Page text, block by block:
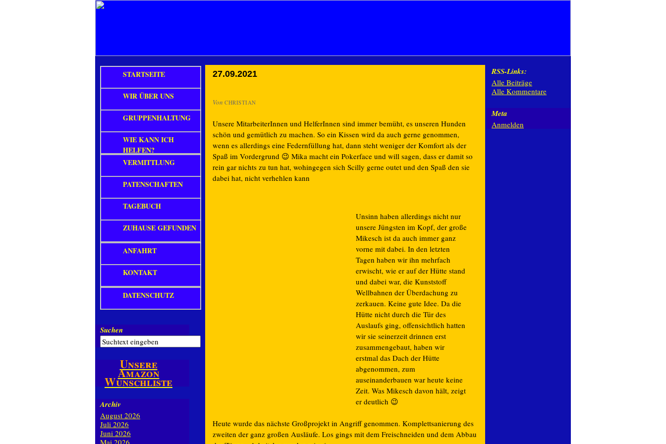
27.09.2021
Von CHRISTIAN
Unsere MitarbeiterInnen und HelferInnen sind immer bemüht, es unseren Hunden
schön und gemütlich zu machen. So ein Kissen wird da auch gerne genommen,
wenn es allerdings eine Federnfüllung hat, dann steht weniger der Komfort als der
Spaß im Vordergrund 😉 Mika macht ein Pokerface und will sagen, dass er damit so
rein gar nichts zu tun hat, wohingegen sich Scilly gerne outet und den Spaß den sie
dabei hat, nicht verhehlen kann
Unsinn haben allerdings nicht nur
unsere Jüngsten im Kopf, der große
Mikesch ist da auch immer ganz
vorne mit dabei. In den letzten
Tagen haben wir ihn mehrfach
erwischt, wie er auf der Hütte stand
und dabei war, die Kunststoff
Wellbahnen der Überdachung zu
zerkauen. Keine gute Idee. Da die
Hütte nicht durch die Tür des
Auslaufs ging, offensichtlich hatten
wir sie seinerzeit drinnen erst
zusammengebaut, haben wir
erstmal das Dach der Hütte
abgenommen, zum
auseinanderbauen war heute keine
Zeit. Was Mikesch davon hält, zeigt
er deutlich 😉
Heute wurde das nächste Großprojekt in Angriff genommen. Komplettsanierung des
zweiten der ganz großen Ausläufe. Los gings mit dem Freischneiden und dem Abbau
STARTSEITE
WIR ÜBER UNS
GRUPPENHALTUNG
WIE KANN ICH
HELFEN?
VERMITTLUNG
PATENSCHAFTEN
TAGEBUCH
ZUHAUSE GEFUNDEN
ANFAHRT
KONTAKT
DATENSCHUTZ
Suchen
Unsere
Amazon
Wunschliste
Archiv
August 2026
Juli 2026
Juni 2026
Mai 2026
RSS-Links:
Alle Beiträge
Alle Kommentare
Meta
Anmelden